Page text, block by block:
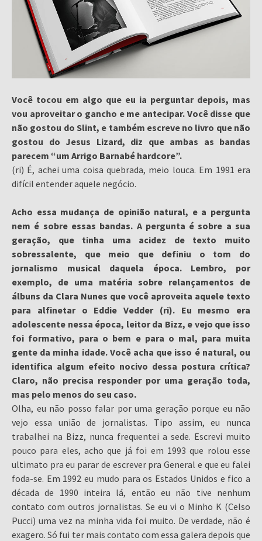
Você tocou em algo que eu ia perguntar depois, mas
vou aproveitar o gancho e me antecipar. Você disse que
não gostou do Slint, e também escreve no livro que não
gostou do Jesus Lizard, diz que ambas as bandas
parecem “um Arrigo Barnabé hardcore”.
(ri) É, achei uma coisa quebrada, meio louca. Em 1991 era
difícil entender aquele negócio.
Acho essa mudança de opinião natural, e a pergunta
nem é sobre essas bandas. A pergunta é sobre a sua
geração, que tinha uma acidez de texto muito
sobressalente, que meio que definiu o tom do
jornalismo musical daquela época. Lembro, por
exemplo, de uma matéria sobre relançamentos de
álbuns da Clara Nunes que você aproveita aquele texto
para alfinetar o Eddie Vedder (ri). Eu mesmo era
adolescente nessa época, leitor da Bizz, e vejo que isso
foi formativo, para o bem e para o mal, para muita
gente da minha idade. Você acha que isso é natural, ou
identifica algum efeito nocivo dessa postura crítica?
Claro, não precisa responder por uma geração toda,
mas pelo menos do seu caso.
Olha, eu não posso falar por uma geração porque eu não
vejo essa união de jornalistas. Tipo assim, eu nunca
trabalhei na Bizz, nunca frequentei a sede. Escrevi muito
pouco para eles, acho que já foi em 1993 que rolou esse
ultimato pra eu parar de escrever pra General e que eu falei
foda-se. Em 1992 eu mudo para os Estados Unidos e fico a
década de 1990 inteira lá, então eu não tive nenhum
contato com outros jornalistas. Se eu vi o Minho K (Celso
Pucci) uma vez na minha vida foi muito. De verdade, não é
exagero. Só fui ter mais contato com essa galera depois que